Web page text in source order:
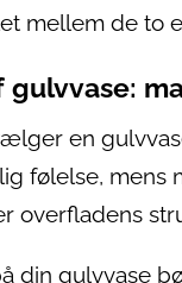
mellem de to
gulvvase:
en
følelse, mens
overfladens
din gulvvase